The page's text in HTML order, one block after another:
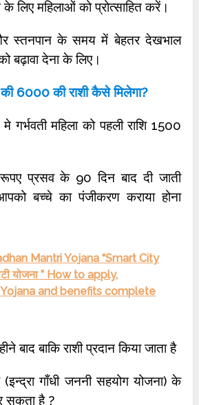
लिए महिलाओं को प्रोत्साहित करें।
स्तनपान के समय में बेहतर देखभाल
बढ़ावा देना के लिए।
की 6000 की राशी कैसे मिलेगा?
गर्भवती महिला को पहली राशि 1500
प्रसव के 90 दिन बाद दी जाती
बच्चे का पंजीकरण कराया होना
Mantri Yojana “Smart City
योजना ” How to apply,
and benefits complete
बाद बाकि राशी प्रदान किया जाता है
(इन्द्रा गाँधी जननी सहयोग योजना) के
सकता है ?